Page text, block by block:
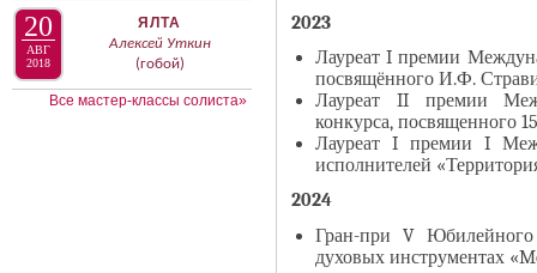
Я2023
Лауреат I премии
посвящённого И.Ф.
Лауреат II премии
конкурса, посвященного
Лауреат I премии I
исполнителей
2024
Гран-при V Юбилейного
духовых инструментах
20
АВГ
2018
ЯЛТА
Алексей Уткин
(гобой)
Все мастер-классы солиста»